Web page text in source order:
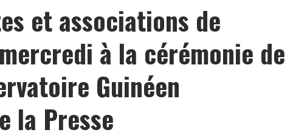
et associations de
à la cérémonie de
Guinéen
la Presse